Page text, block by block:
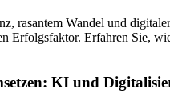
rasantem Wandel und
Erfolgsfaktor. Erfahren Sie,
KI und